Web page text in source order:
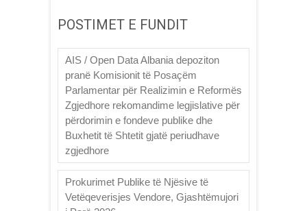
POSTIMET E FUNDIT
AIS / Open Data Albania depoziton
pranë Komisionit të Posaçëm
Parlamentar për Realizimin e Reformës
Zgjedhore rekomandime legjislative për
përdorimin e fondeve publike dhe
Buxhetit të Shtetit gjatë periudhave
zgjedhore
Prokurimet Publike të Njësive të
Vetëqeverisjes Vendore, Gjashtëmujori